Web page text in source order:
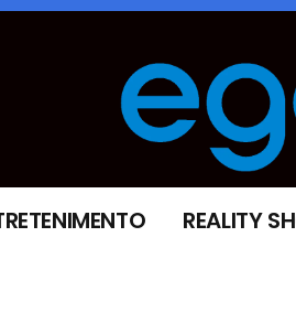
REALITY